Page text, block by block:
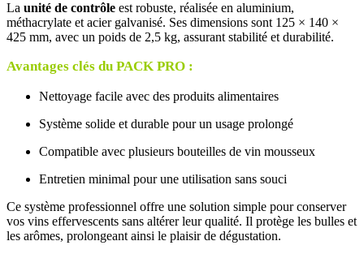
La unité de contrôle est robuste, réalisée en aluminium,
méthacrylate et acier galvanisé. Ses dimensions sont 125 × 140 ×
425 mm, avec un poids de 2,5 kg, assurant stabilité et durabilité.
Avantages clés du PACK PRO :
Nettoyage facile avec des produits alimentaires
Système solide et durable pour un usage prolongé
Compatible avec plusieurs bouteilles de vin mousseux
Entretien minimal pour une utilisation sans souci
Ce système professionnel offre une solution simple pour conserver
vos vins effervescents sans altérer leur qualité. Il protège les bulles et
les arômes, prolongeant ainsi le plaisir de dégustation.